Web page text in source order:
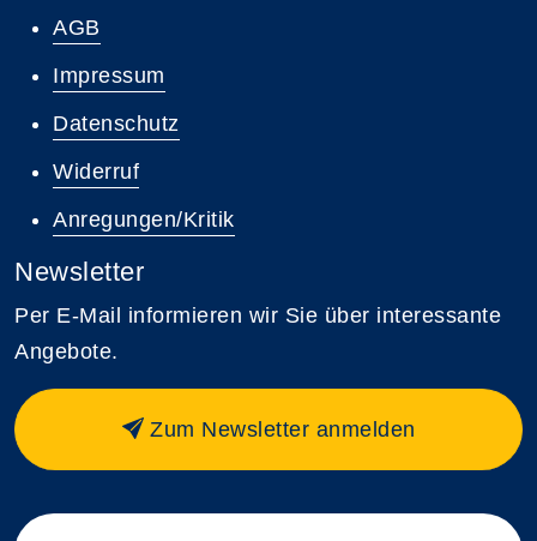
AGB
Impressum
Datenschutz
Widerruf
Anregungen/Kritik
Newsletter
Per E-Mail informieren wir Sie über interessante
Angebote.
Zum Newsletter anmelden